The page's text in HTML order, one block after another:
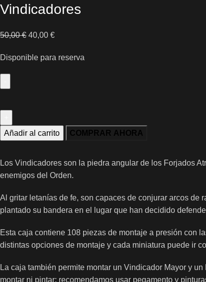
Vindicadores
50,00€ 40,00 €
Disponible para reserva
Añadir al carrito COMPRAR AHORA
Los Vindicadores son la piedra angular de los Forjados
enemigos del Orden.
Al gritar letanías de fe, son capaces de conjurar arcos de
plantado su bandera en el lugar que han decidido
Esta caja contiene 108 piezas de montaje a presión con
distintas opciones de montaje y cada miniatura puede ir
La caja también permite montar un Vindicador Mayor y
montar ni pintar; recomendamos usar pegamento y